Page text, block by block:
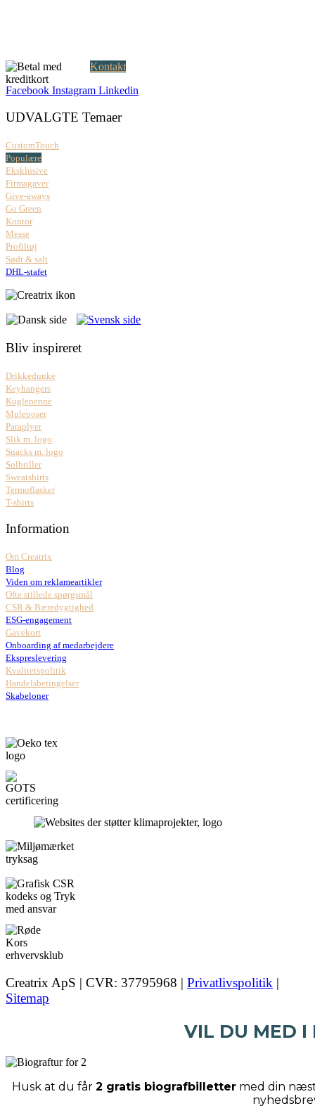
Kontakt
Facebook Instagram Linkedin
UDVALGTE Temaer
CustomTouch
Populære
Eksklusive
Firmagaver
Give-aways
Go Green
Kontor
Messe
Profiltøj
Sødt & salt
DHL-stafet
Bliv inspireret
Drikkedunke
Keyhangers
Kuglepenne
Muleposer
Paraplyer
Slik m. logo
Snacks m. logo
Solbriller
Sweatshirts
Termoflasker
T-shirts
Information
Om Creatrix
Blog
Viden om reklameartikler
Ofte stillede spørgsmål
CSR & Bæredygtighed
ESG-engagement
Gavekort
Onboarding af medarbejdere
Ekspreslevering
Kvalitetspolitik
Handelsbetingelser
Skabeloner
Creatrix ApS | CVR: 37795968 | Privatlivspolitik |
Sitemap
VIL DU MED I
Husk at du får 2 gratis biografbillettermed din